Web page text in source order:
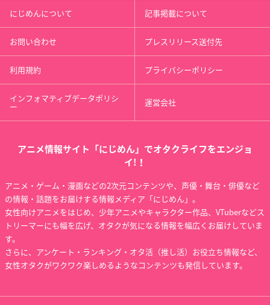
にじめんについて 記事掲載について
お問い合わせ プレスリリース送付先
利用規約 プライバシーポリシー
インフォマティブデータポリシ
ー 運営会社
アニメ情報サイト「にじめん」でオタクライフをエンジョ
イ!！
アニメ・ゲーム・漫画などの2次元コンテンツや、声優・舞台・俳優など
の情報・話題をお届けする情報メディア「にじめん」。
女性向けアニメをはじめ、少年アニメやキャラクター作品、VTuberなどス
トリーマーにも幅を広げ、オタクが気になる情報を幅広くお届けしていま
す。
さらに、アンケート・ランキング・オタ活（推し活）お役立ち情報など、
女性オタクがワクワク楽しめるようなコンテンツも発信しています。